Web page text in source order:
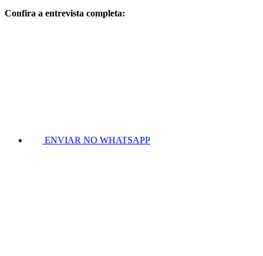
Confira a entrevista completa:
ENVIAR NO WHATSAPP